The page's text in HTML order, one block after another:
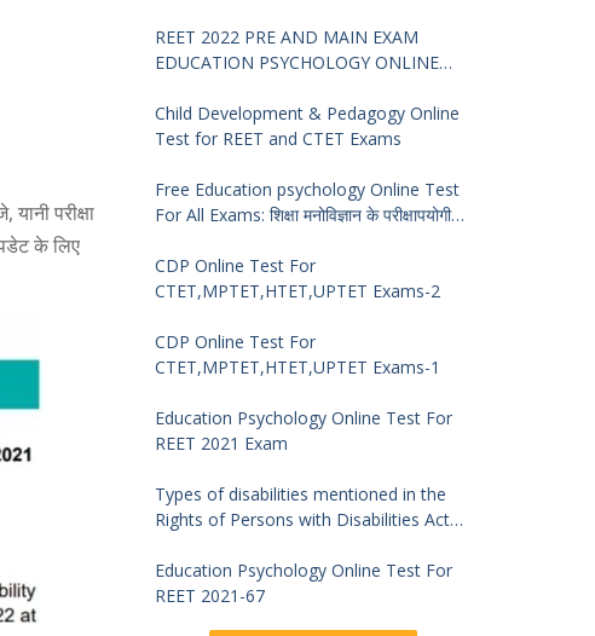
परीक्षा
के लिए
REET 2022 PRE AND MAIN EXAM
EDUCATION PSYCHOLOGY ONLINE
Child Development & Pedagogy Online
Test for REET and CTET Exams
Free Education psychology Online Test
For All Exams: शिक्षा मनोविज्ञान के परीक्षापयोगी
CDP Online Test For
CTET,MPTET,HTET,UPTET Exams-2
CDP Online Test For
CTET,MPTET,HTET,UPTET Exams-1
Education Psychology Online Test For
REET 2021 Exam
Types of disabilities mentioned in the
Rights of Persons with Disabilities Act
Education Psychology Online Test For
REET 2021-67